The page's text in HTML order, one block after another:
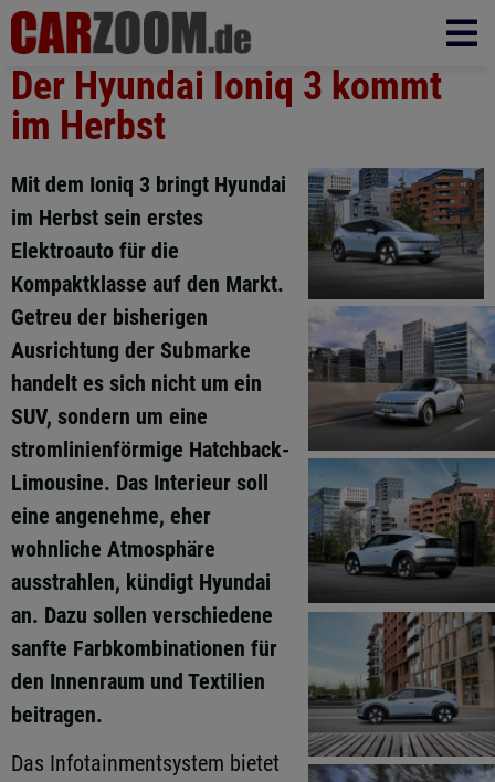
Der Hyundai Ioniq 3 kommt
im Herbst
Mit dem Ioniq 3 bringt Hyundai
im Herbst sein erstes
Elektroauto für die
Kompaktklasse auf den Markt.
Getreu der bisherigen
Ausrichtung der Submarke
handelt es sich nicht um ein
SUV, sondern um eine
stromlinienförmige Hatchback-
Limousine. Das Interieur soll
eine angenehme, eher
wohnliche Atmosphäre
ausstrahlen, kündigt Hyundai
an. Dazu sollen verschiedene
sanfte Farbkombinationen für
den Innenraum und Textilien
beitragen.
Das Infotainmentsystem bietet